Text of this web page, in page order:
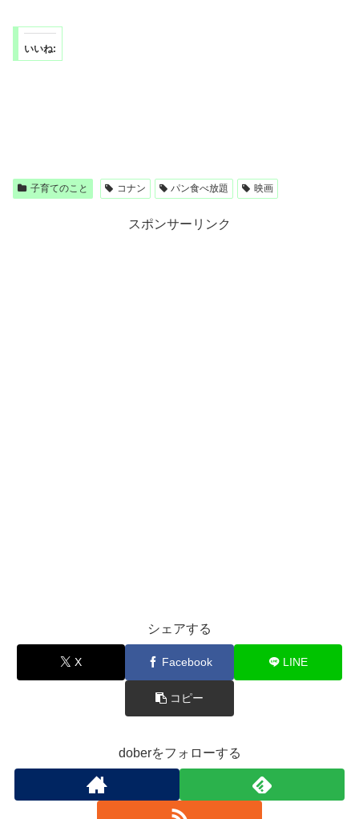
いいね:
子育てのこと コナン パン食べ放題 映画
スポンサーリンク
シェアする
X Facebook LINE
コピー
doberをフォローする